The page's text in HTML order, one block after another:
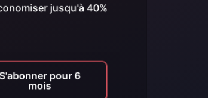
jusqu'à 40%
S'abonner pour 6
mois